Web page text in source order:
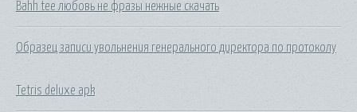
Bahh tee любовь не фразы нежные скачать
Образец записи увольнения генерального директора по протоколу
Tetris deluxe apk